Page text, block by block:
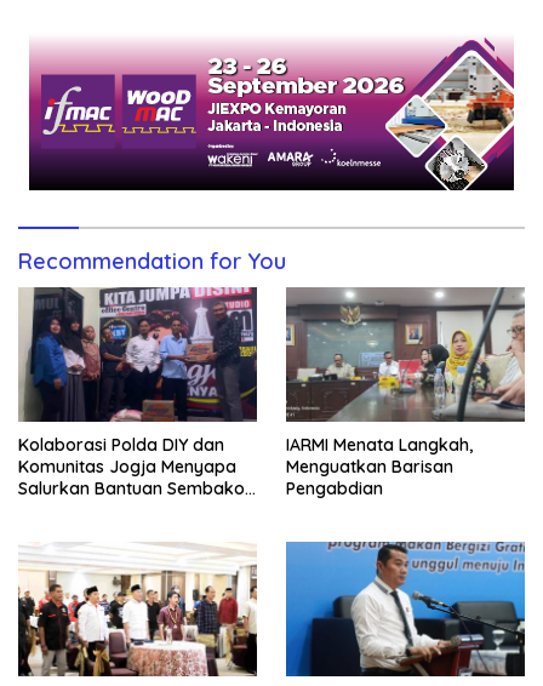
Recommendation for You
Kolaborasi Polda DIY dan
Komunitas Jogja Menyapa
Salurkan Bantuan Sembako,
IARMI Menata Langkah,
Menguatkan Barisan
Pengabdian